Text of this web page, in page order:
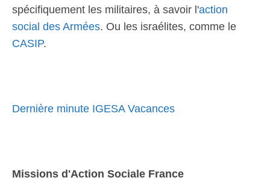
spécifiquement les militaires, à savoir l'action
social des Armées. Ou les israélites, comme le
CASIP.
Dernière minute IGESA Vacances
Missions d'Action Sociale France